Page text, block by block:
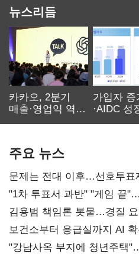
뉴스리듬
카카오, 2분기
매출·영업익 역대
가입자 증
·AIDC 성
주요 뉴스
문제는 전대 이후…선호투표
불복'
"1차 투표서 과반" "게임 끝
김용범 책임론 봇물…경질
보건소부터 응급실까지 AI
"강남사옥 부지에 청년주택